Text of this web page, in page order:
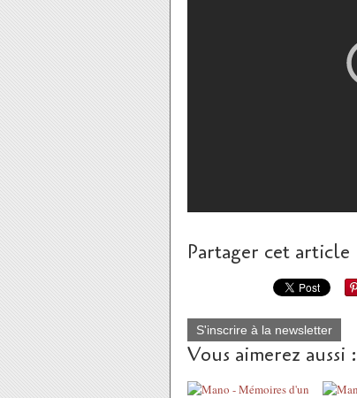
Partager cet article
S'inscrire à la newsletter
Vous aimerez aussi :